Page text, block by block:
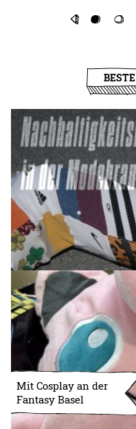
BESTE
Mit Cosplay an der
Fantasy Basel